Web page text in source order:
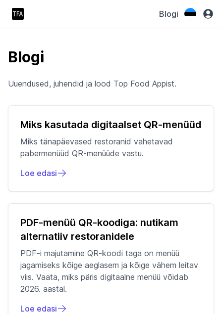
Blogi
Blogi
Uuendused, juhendid ja lood Top Food Appist.
Miks kasutada digitaalset QR-menüüd
Miks tänapäevased restoranid vahetavad
pabermenüüd QR-menüüde vastu.
Loe edasi
PDF-menüü QR-koodiga: nutikam
alternatiiv restoranidele
PDF-i majutamine QR-koodi taga on menüü
jagamiseks kõige aeglasem ja kõige vähem leitav
viis. Vaata, miks päris digitaalne menüü võidab
2026. aastal.
Loe edasi